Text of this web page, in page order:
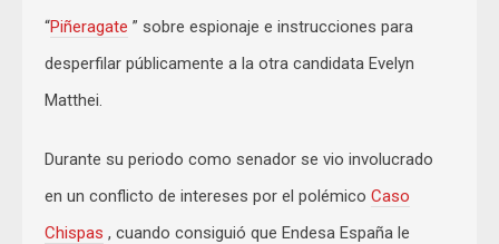
“Piñeragate ” sobre espionaje e instrucciones para
desperfilar públicamente a la otra candidata Evelyn
Matthei.
Durante su periodo como senador se vio involucrado
en un conflicto de intereses por el polémico Caso
Chispas , cuando consiguió que Endesa España le